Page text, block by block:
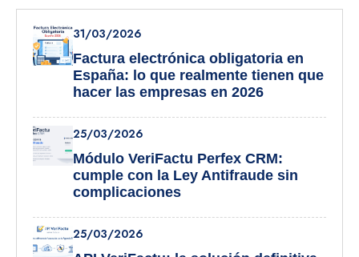
31/03/2026
Factura electrónica obligatoria en
España: lo que realmente tienen que
hacer las empresas en 2026
25/03/2026
Módulo VeriFactu Perfex CRM:
cumple con la Ley Antifraude sin
complicaciones
25/03/2026